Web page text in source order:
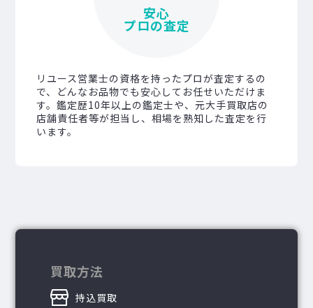
買取方法
持込買取
安心
プロの査定
リユース営業士の資格を持ったプロが査定するの
で、どんなお品物でも安心してお任せいただけま
す。鑑定歴10年以上の鑑定士や、元大手買取店の
店舗責任者等が担当し、相場を熟知した査定を行
います。